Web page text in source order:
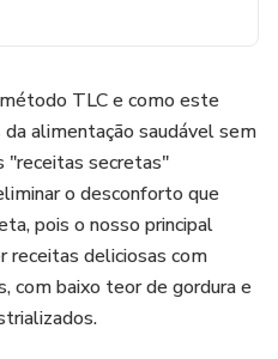
TLC e como este
alimentação saudável sem
"receitas secretas"
o desconforto que
pois o nosso principal
receitas deliciosas com
com baixo teor de gordura e